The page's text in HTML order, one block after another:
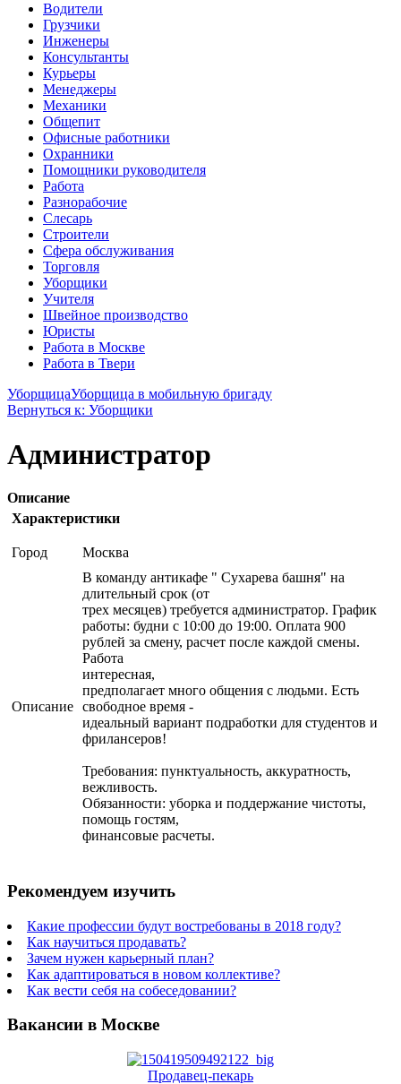
Водители
Грузчики
Инженеры
Консультанты
Курьеры
Менеджеры
Механики
Общепит
Офисные работники
Охранники
Помощники руководителя
Работа
Разнорабочие
Слесарь
Строители
Сфера обслуживания
Торговля
Уборщики
Учителя
Швейное производство
Юристы
Работа в Москве
Работа в Твери
УборщицаУборщица в мобильную бригаду
Вернуться к: Уборщики
Администратор
Описание
Характеристики
Город Москва
Описание
В команду антикафе " Сухарева башня" на
длительный срок (от
трех месяцев) требуется администратор. График
работы: будни с 10:00 до 19:00. Оплата 900
рублей за смену, расчет после каждой смены.
Работа
интересная,
предполагает много общения с людьми. Есть
свободное время -
идеальный вариант подработки для студентов и
фрилансеров!
Требования: пунктуальность, аккуратность,
вежливость.
Обязанности: уборка и поддержание чистоты,
помощь гостям,
финансовые расчеты.
Рекомендуем изучить
Какие профессии будут востребованы в 2018 году?
Как научиться продавать?
Зачем нужен карьерный план?
Как адаптироваться в новом коллективе?
Как вести себя на собеседовании?
Вакансии в Москве
Продавец-пекарь